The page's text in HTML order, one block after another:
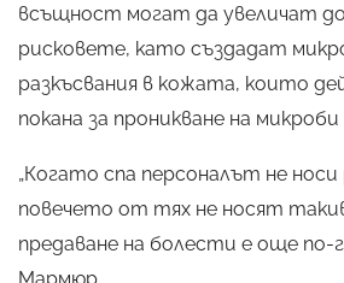
всъщност могат да увеличат
рисковете, като създадат
разкъсвания в кожата, които
покана за проникване на
„Когато спа персоналът не носи
повечето от тях не носят
предаване на болести е още по-